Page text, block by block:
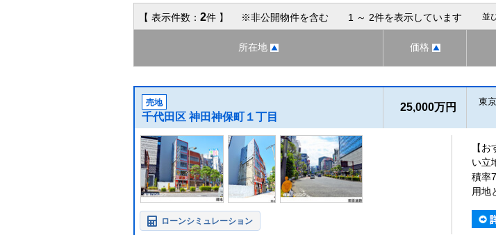
【 表示件数： 2件 】 ※非公開物件を含む 1 ～ 2件を表示しています 並
所在地 価格
売地
千代田区 神田神保町１丁目
25,000万円
東
【
い立
積率
用地
ローンシミュレーション